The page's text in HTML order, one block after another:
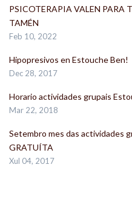
PSICOTERAPIA VALEN PARA
TAMÉN
Feb 10, 2022
Hipopresivos en Estouche Ben!
Dec 28, 2017
Horario actividades grupais
Mar 22, 2018
Setembro mes das actividades
GRATUÍTA
Xul 04, 2017